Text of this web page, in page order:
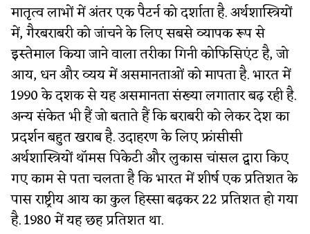
मातृत्व लाभों में अंतर एक पैटर्न को दर्शाता है. अर्थशास्त्रियों
में, गैरबराबरी को जांचने के लिए सबसे व्यापक रूप से
इस्तेमाल किया जाने वाला तरीका गिनी कोफिसिएंट है, जो
आय, धन और व्यय में असमानताओं को मापता है. भारत में
1990 के दशक से यह असमानता संख्या लगातार बढ़ रही है.
अन्य संकेत भी हैं जो बताते हैं कि बराबरी को लेकर देश का
प्रदर्शन बहुत खराब है. उदाहरण के लिए फ्रांसीसी
अर्थशास्त्रियों थॉमस पिकेटी और लुकास चांसल द्वारा किए
गए काम से पता चलता है कि भारत में शीर्ष एक प्रतिशत के
पास राष्ट्रीय आय का कुल हिस्सा बढ़कर 22 प्रतिशत हो गया
है. 1980 में यह छह प्रतिशत था.